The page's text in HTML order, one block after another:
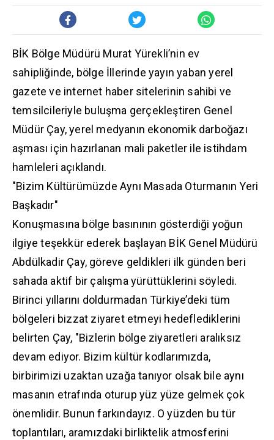
BİK Bölge Müdürü Murat Yürekli’nin ev
sahipliğinde, bölge İllerinde yayın yaban yerel
gazete ve internet haber sitelerinin sahibi ve
temsilcileriyle buluşma gerçekleştiren Genel
Müdür Çay, yerel medyanın ekonomik darboğazı
aşması için hazırlanan mali paketler ile istihdam
hamleleri açıklandı.
​"Bizim Kültürümüzde Aynı Masada Oturmanın Yeri
Başkadır"
​Konuşmasına bölge basınının gösterdiği yoğun
ilgiye teşekkür ederek başlayan BİK Genel Müdürü
Abdülkadir Çay, göreve geldikleri ilk günden beri
sahada aktif bir çalışma yürüttüklerini söyledi.
Birinci yıllarını doldurmadan Türkiye’deki tüm
bölgeleri bizzat ziyaret etmeyi hedeflediklerini
belirten Çay, "Bizlerin bölge ziyaretleri aralıksız
devam ediyor. Bizim kültür kodlarımızda,
birbirimizi uzaktan uzağa tanıyor olsak bile aynı
masanın etrafında oturup yüz yüze gelmek çok
önemlidir. Bunun farkındayız. O yüzden bu tür
toplantıları, aramızdaki birliktelik atmosferini